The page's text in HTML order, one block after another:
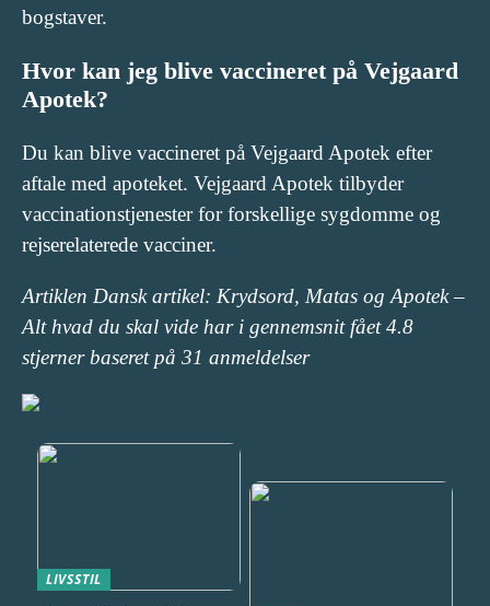
bogstaver.
Hvor kan jeg blive vaccineret på Vejgaard
Apotek?
Du kan blive vaccineret på Vejgaard Apotek efter
aftale med apoteket. Vejgaard Apotek tilbyder
vaccinationstjenester for forskellige sygdomme og
rejserelaterede vacciner.
Artiklen Dansk artikel: Krydsord, Matas og Apotek –
Alt hvad du skal vide har i gennemsnit fået4.8
stjerner baseret på 31 anmeldelser
LIVSSTIL